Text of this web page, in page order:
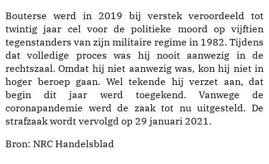
Bouterse werd in 2019 bij verstek veroordeeld tot
twintig jaar cel voor de politieke moord op vijftien
tegenstanders van zijn militaire regime in 1982. Tijdens
dat volledige proces was hij nooit aanwezig in de
rechtszaal. Omdat hij niet aanwezig was, kon hij niet in
hoger beroep gaan. Wel tekende hij verzet aan, dat
begin dit jaar werd toegekend. Vanwege de
coronapandemie werd de zaak tot nu uitgesteld. De
strafzaak wordt vervolgd op 29 januari 2021.
Bron: NRC Handelsblad